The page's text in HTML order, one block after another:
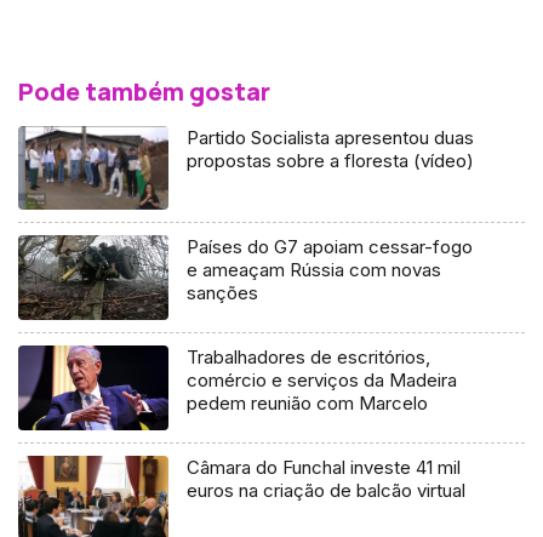
Pode também gostar
Partido Socialista apresentou duas
propostas sobre a floresta (vídeo)
Países do G7 apoiam cessar-fogo
e ameaçam Rússia com novas
sanções
Trabalhadores de escritórios,
comércio e serviços da Madeira
pedem reunião com Marcelo
Câmara do Funchal investe 41 mil
euros na criação de balcão virtual